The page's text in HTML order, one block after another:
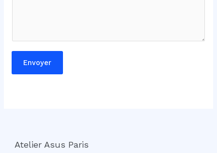
i
l
Envoyer
Atelier Asus Paris